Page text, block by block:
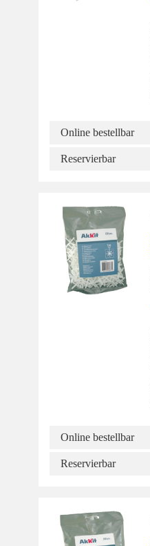
Online bestellbar
Reservierbar
Online bestellbar
Reservierbar